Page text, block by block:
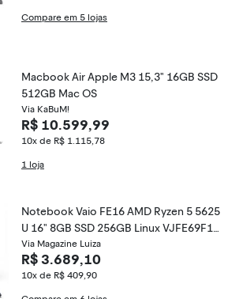
Compare em 5 lojas
Macbook Air Apple M3 15,3" 16GB SSD
512GB Mac OS
Via KaBuM!
R$ 10.599,99
10x de R$ 1.115,78
1 loja
Notebook Vaio FE16 AMD Ryzen 5 5625
U 16" 8GB SSD 256GB Linux VJFE69F11
X-B0411H
Via Magazine Luiza
R$ 3.689,10
10x de R$ 409,90